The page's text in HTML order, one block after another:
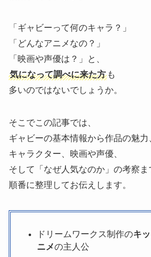
「ギャビーって何のキャラ？」
「どんなアニメなの？」
「映画や声優は？」と、
気になって調べに来た方も
多いのではないでしょうか。
そこでこの記事では、
ギャビーの基本情報から作品の魅力
キャラクター、映画や声優、
そして「なぜ人気なのか」の考察ま
順番に整理してお伝えします。
ドリームワークス制作のキ
ニメの主人公